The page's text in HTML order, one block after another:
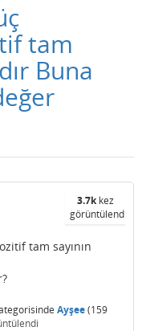
tam
Buna
3.7kkez
görüntülendi
tam sayının
Ayşee(159